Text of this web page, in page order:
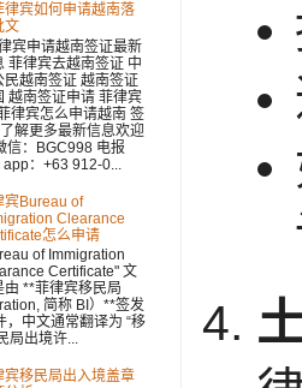
律宾如何申请越南落
文
宾申请越南签证最新
菲律宾去越南签证 中
民越南签证 越南签证
越南签证申请 菲律宾
律宾怎么申请越南 签
解更多最新信息欢迎
信：BGC998 电报
：+63 912-0...
宾Bureau of
Clearance
怎么申请
of Immigration
Certificate" 文
由 **菲律宾移民局
简称 BI）**签发
，中文通常翻译为 “移
局出境许...
宾移民局出入境盖章